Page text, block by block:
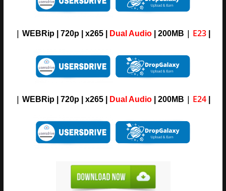
| WEBRip | 720p | x265 | Dual Audio | 200MB | E23
| WEBRip | 720p | x265 | Dual Audio | 200MB | E24